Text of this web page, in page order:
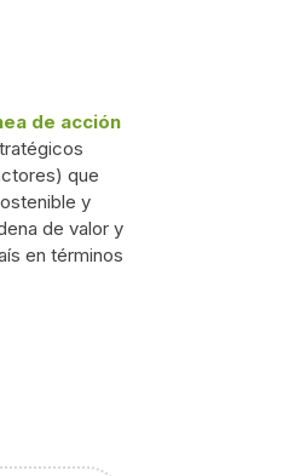
de acción
que
y
de valor y
en términos